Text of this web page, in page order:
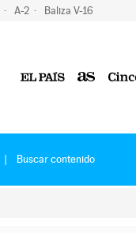
A-2 Baliza V-16